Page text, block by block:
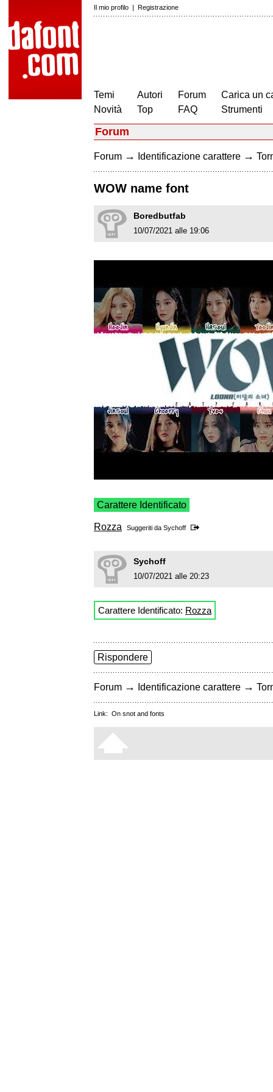
Il mio profilo | Registrazione
Temi
Novità
Autori
Top
Forum
FAQ
Carica un
Strumenti
Forum
Forum → Identificazione carattere →
WOW name font
Boredbutfab
10/07/2021 alle 19:06
Carattere Identificato
Rozza Suggeriti da Sychoff
Sychoff
10/07/2021 alle 20:23
Carattere Identificato: Rozza
Rispondere
Forum → Identificazione carattere →
Link: On snot and fonts